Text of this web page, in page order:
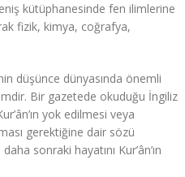
kütüphanesinde fen ilimlerine
fizik, kimya, coğrafya,
düşünce dünyasında önemli
Bir gazetede okuduğu İngiliz
yok edilmesi veya
gerektiğine dair sözü
sonraki hayatını Kur’ân’ın